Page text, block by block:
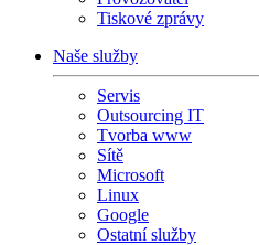
Tiskové zprávy
Naše služby
Servis
Outsourcing IT
Tvorba www
Sítě
Microsoft
Linux
Google
Ostatní služby